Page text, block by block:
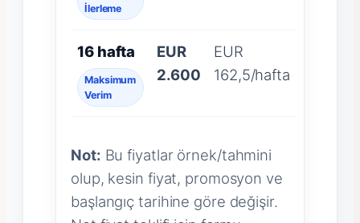
İlerleme
16 hafta
Maksimum
Verim
EUR
2.600
EUR
162,5/hafta
Not: Bu fiyatlar örnek/tahmini
olup, kesin fiyat, promosyon ve
başlangıç tarihine göre değişir.